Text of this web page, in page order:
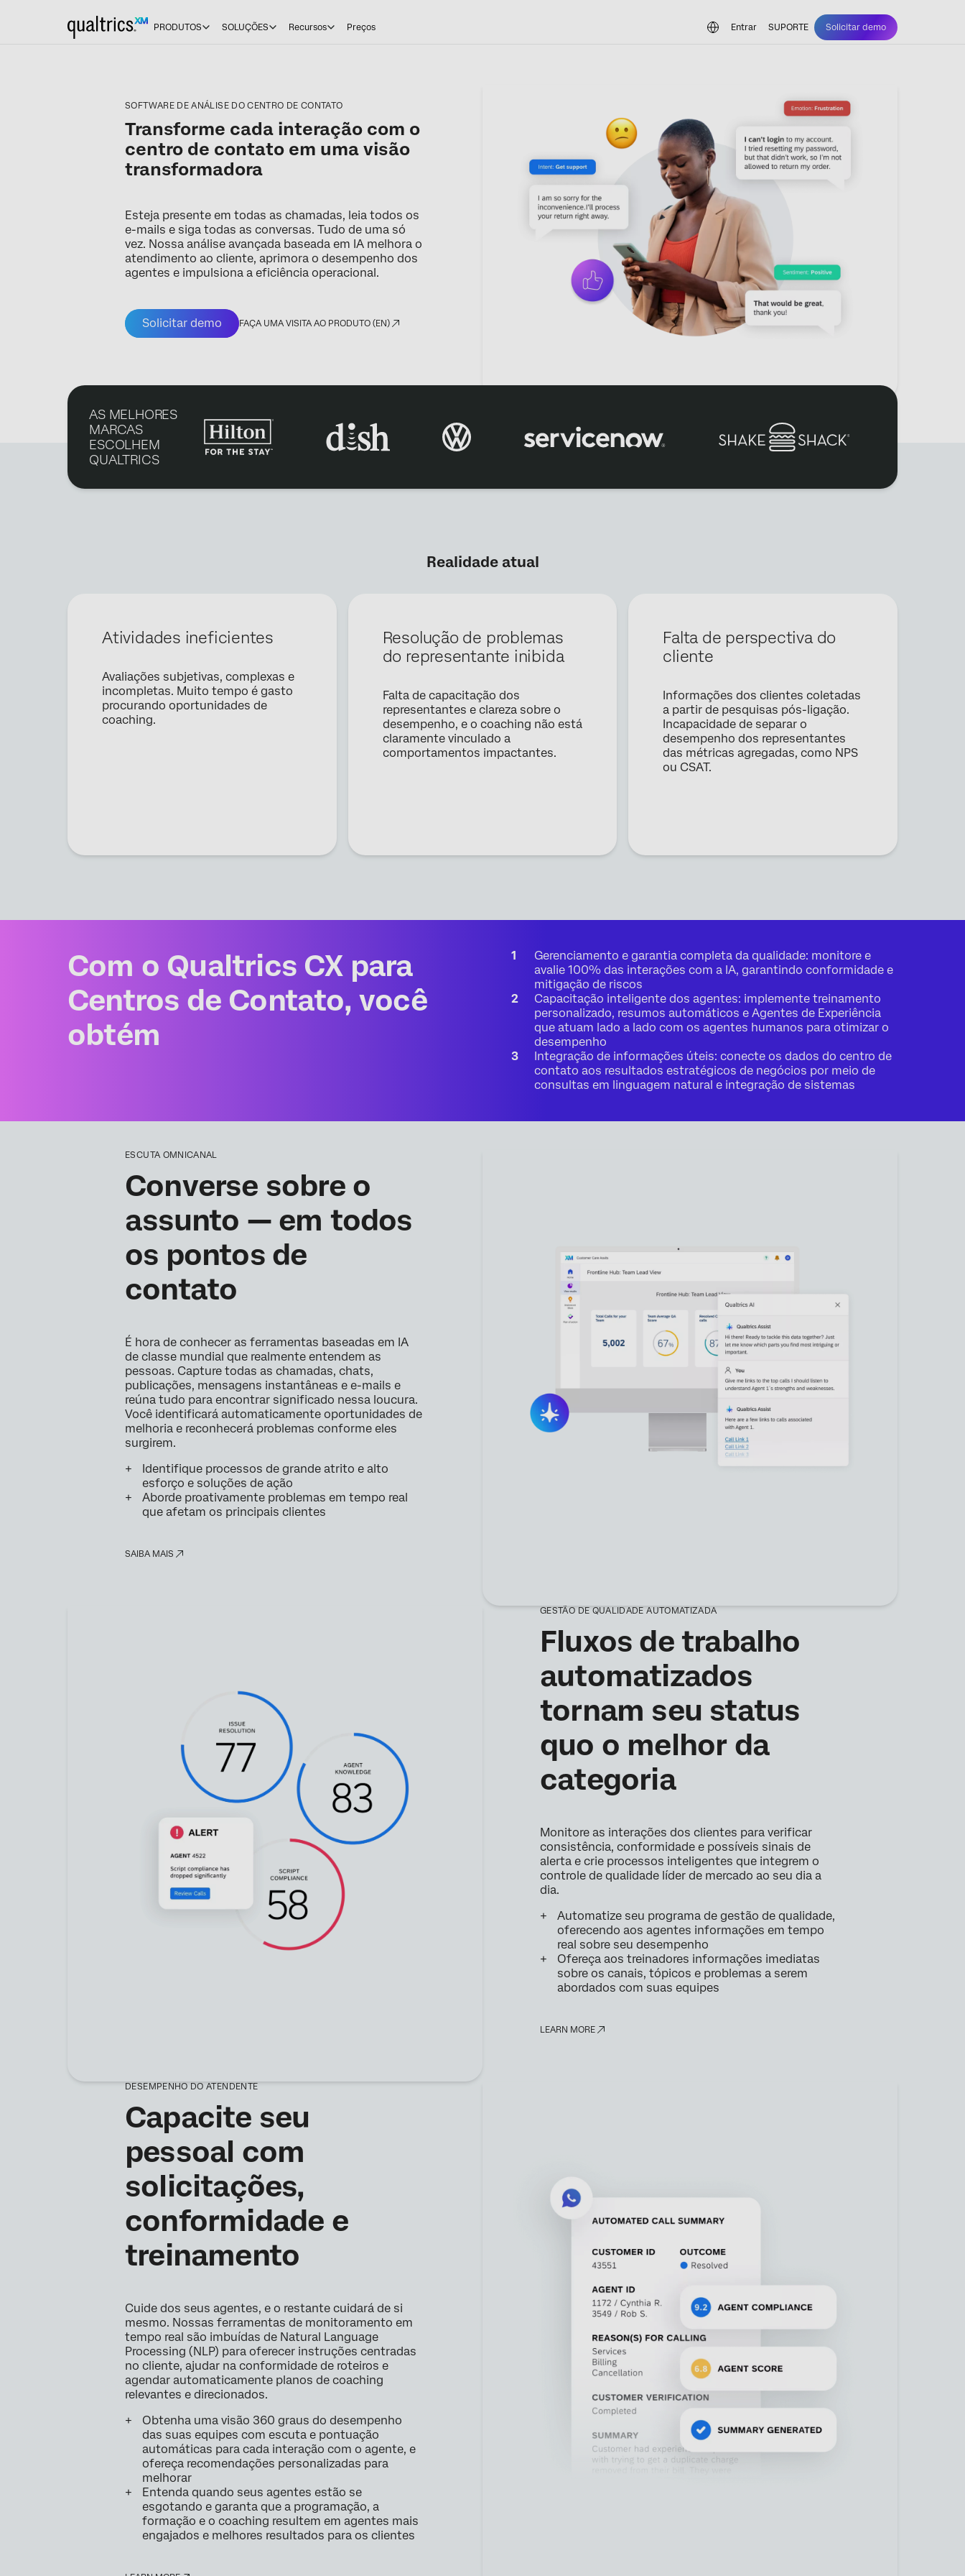
PRODUTOS SOLUÇÕES Recursos Preços Entrar SUPORTE Solicitar demo
SOFTWARE DE ANÁLISE DO CENTRO DE CONTATO
Transforme cada interação com o
centro de contato em uma visão
transformadora
Esteja presente em todas as chamadas, leia todos os
e-mails e siga todas as conversas. Tudo de uma só
vez. Nossa análise avançada baseada em IA melhora o
atendimento ao cliente, aprimora o desempenho dos
agentes e impulsiona a eficiência operacional.
Solicitar demo FAÇA UMA VISITA AO PRODUTO (EN)
E-mail comercial*
Ao fornecer essas informações, você concorda que podemos processar
seus dados pessoais de acordo com nossa Declaração de Privacidade
AS MELHORES
MARCAS
ESCOLHEM
QUALTRICS
Realidade atual
Atividades ineficientes
Avaliações subjetivas, complexas e
incompletas. Muito tempo é gasto
procurando oportunidades de
coaching.
Resolução de problemas
do representante inibida
Falta de capacitação dos
representantes e clareza sobre o
desempenho, e o coaching não está
claramente vinculado a
comportamentos impactantes.
Falta de perspectiva do
cliente
Informações dos clientes coletadas
a partir de pesquisas pós-ligação.
Incapacidade de separar o
desempenho dos representantes
das métricas agregadas, como NPS
ou CSAT.
Com o Qualtrics CX para
Centros de Contato, você
obtém
Gerenciamento e garantia completa da qualidade: monitore e
avalie 100% das interações com a IA, garantindo conformidade e
mitigação de riscos
Capacitação inteligente dos agentes: implemente treinamento
personalizado, resumos automáticos e Agentes de Experiência
que atuam lado a lado com os agentes humanos para otimizar o
desempenho
Integração de informações úteis: conecte os dados do centro de
contato aos resultados estratégicos de negócios por meio de
consultas em linguagem natural e integração de sistemas
ESCUTA OMNICANAL
Converse sobre o
assunto — em todos
os pontos de
contato
É hora de conhecer as ferramentas baseadas em IA
de classe mundial que realmente entendem as
pessoas. Capture todas as chamadas, chats,
publicações, mensagens instantâneas e e-mails e
reúna tudo para encontrar significado nessa loucura.
Você identificará automaticamente oportunidades de
melhoria e reconhecerá problemas conforme eles
surgirem.
Identifique processos de grande atrito e alto
esforço e soluções de ação
Aborde proativamente problemas em tempo real
que afetam os principais clientes
SAIBA MAIS
GESTÃO DE QUALIDADE AUTOMATIZADA
Fluxos de trabalho
automatizados
tornam seu status
quo o melhor da
categoria
Monitore as interações dos clientes para verificar
consistência, conformidade e possíveis sinais de
alerta e crie processos inteligentes que integrem o
controle de qualidade líder de mercado ao seu dia a
dia.
Automatize seu programa de gestão de qualidade,
oferecendo aos agentes informações em tempo
real sobre seu desempenho
Ofereça aos treinadores informações imediatas
sobre os canais, tópicos e problemas a serem
abordados com suas equipes
LEARN MORE
DESEMPENHO DO ATENDENTE
Capacite seu
pessoal com
solicitações,
conformidade e
treinamento
Cuide dos seus agentes, e o restante cuidará de si
mesmo. Nossas ferramentas de monitoramento em
tempo real são imbuídas de Natural Language
Processing (NLP) para oferecer instruções centradas
no cliente, ajudar na conformidade de roteiros e
agendar automaticamente planos de coaching
relevantes e direcionados.
Obtenha uma visão 360 graus do desempenho
das suas equipes com escuta e pontuação
automáticas para cada interação com o agente, e
ofereça recomendações personalizadas para
melhorar
Entenda quando seus agentes estão se
esgotando e garanta que a programação, a
formação e o coaching resultem em agentes mais
engajados e melhores resultados para os clientes